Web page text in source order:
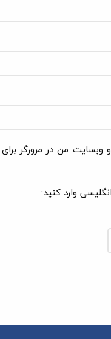
وبسایت من در مرورگر
وارد کنید: